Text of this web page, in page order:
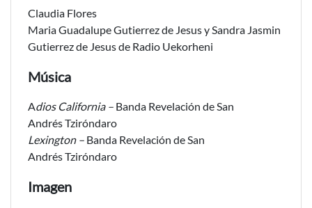
Claudia Flores
Maria Guadalupe Gutierrez de Jesus y Sandra Jasmin
Gutierrez de Jesus de Radio Uekorheni
Música
Adios California – Banda Revelación de San
Andrés Tziróndaro
Lexington – Banda Revelación de San
Andrés Tziróndaro
Imagen